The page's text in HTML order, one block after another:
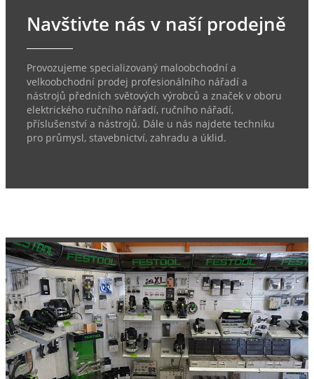
Navštivte nás v naší prodejně
Provozujeme specializovaný maloobchodní a
velkoobchodní prodej profesionálního nářadí a
nástrojů předních světových výrobců a značek v oboru
elektrického ručního nářadí, ručního nářadí,
příslušenství a nástrojů. Dále u nás najdete techniku
pro průmysl, stavebnictví, zahradu a úklid.